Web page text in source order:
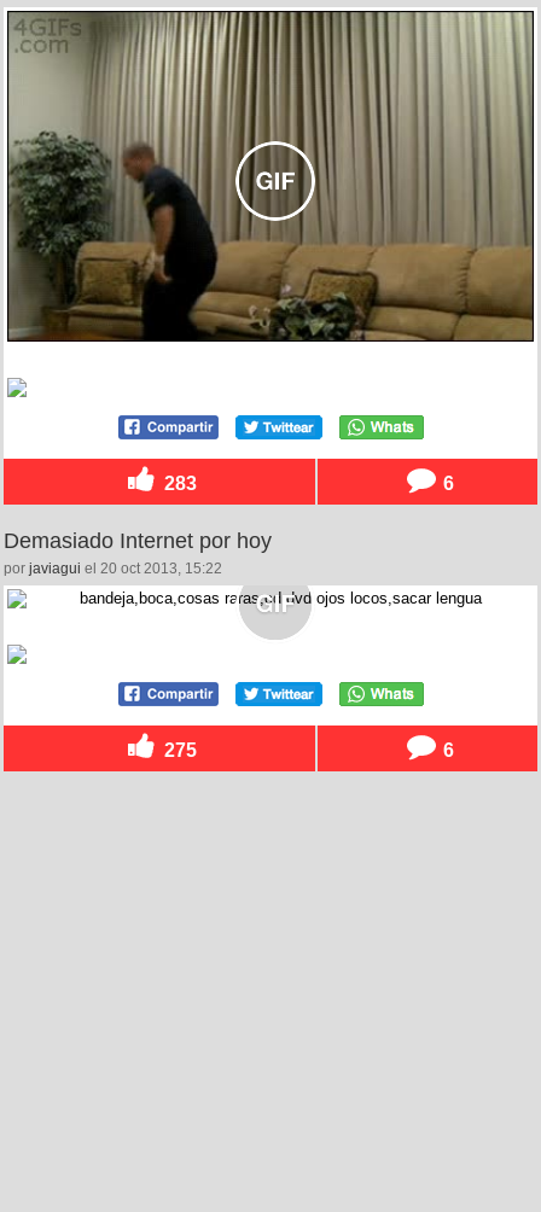
283 6
Demasiado Internet por hoy
por javiagui el 20 oct 2013, 15:22
275 6